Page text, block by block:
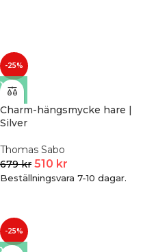
-25%
Charm-hängsmycke hare |
Silver
Thomas Sabo
679kr 510 kr
Beställningsvara 7-10 dagar.
-25%